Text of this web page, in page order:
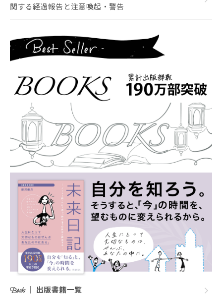
関する経過報告と注意喚起・警告
Books｜ 出版書籍一覧